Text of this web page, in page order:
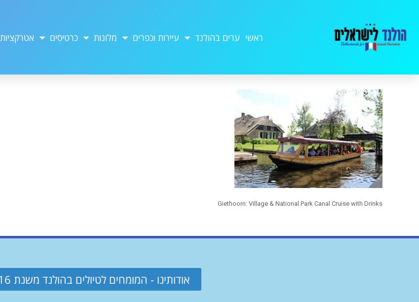
ראשי ערים בהולנד עיירות וכפרים מלונות כרטיסים אטרקציות
Giethoorn: Village & National Park Canal Cruise with Drinks
אודותינו - המומחים לטיולים בהולנד משנת 2016